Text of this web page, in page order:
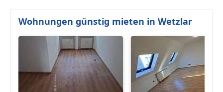
Wohnungen günstig mieten in Wetzlar